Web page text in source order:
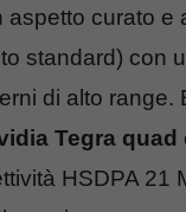
aspetto curato e
standard) con
di alto range.
Tegra quad
HSDPA 21